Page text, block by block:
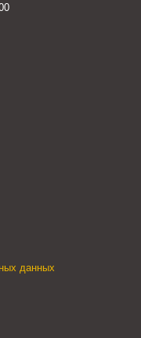
данных